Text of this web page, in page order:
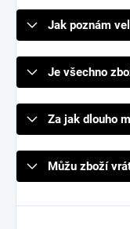
Jak poznám
Je všechno
Za jak dlouho
Můžu zboží